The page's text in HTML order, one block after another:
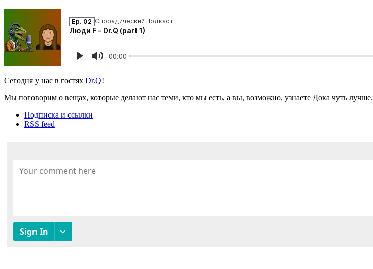
Сегодня у нас в гостях Dr.Q!
Мы поговорим о вещах, которые делают нас теми, кто мы есть, а вы, возможно, узнаете Дока чуть лучше.
Подписка и ссылки
RSS feed